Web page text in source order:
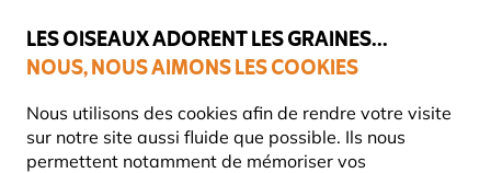
LES OISEAUX ADORENT LES GRAINES...
NOUS, NOUS AIMONS LES COOKIES
Nous utilisons des cookies afin de rendre votre visite
sur notre site aussi fluide que possible. Ils nous
permettent notamment de mémoriser vos
catégories.
Très bien noté dans 11 pays
Livraison express gratuite dès 59 €